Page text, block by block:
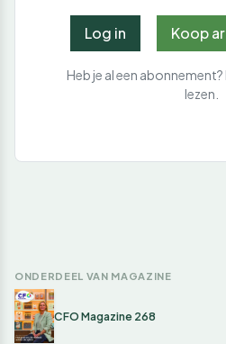
Log in Koop
Heb je al een
lezen.
ONDERDEEL VAN MAGAZINE
CFO Magazine 268